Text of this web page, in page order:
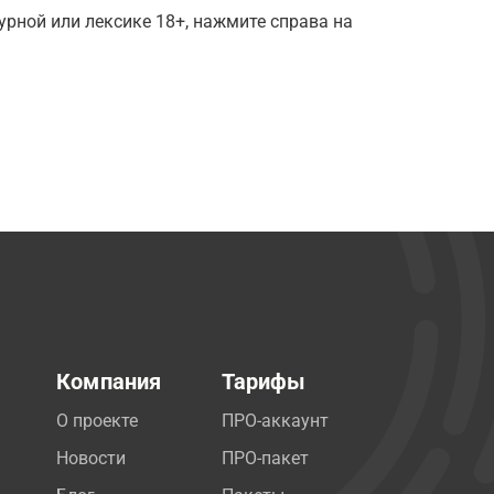
или лексике 18+, нажмите справа на
Компания
О проекте
Новости
Тарифы
ПРО-аккаунт
ПРО-пакет